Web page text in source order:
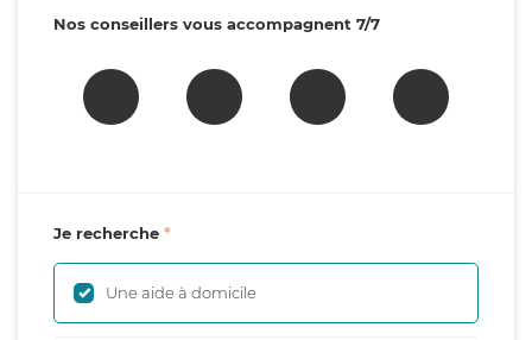
Nos conseillers vous accompagnent 7/7
Je recherche
Une aide à domicile